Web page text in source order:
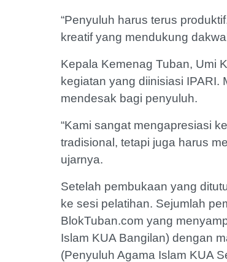
“Penyuluh harus terus
kreatif yang mendukung
Kepala Kemenag Tuban, Umi
kegiatan yang diinisiasi
mendesak bagi penyuluh.
“Kami sangat mengapresiasi
tradisional, tetapi juga harus
ujarnya.
Setelah pembukaan yang
ke sesi pelatihan. Sejumlah
BlokTuban.com yang
Islam KUA Bangilan) dengan
(Penyuluh Agama Islam KUA